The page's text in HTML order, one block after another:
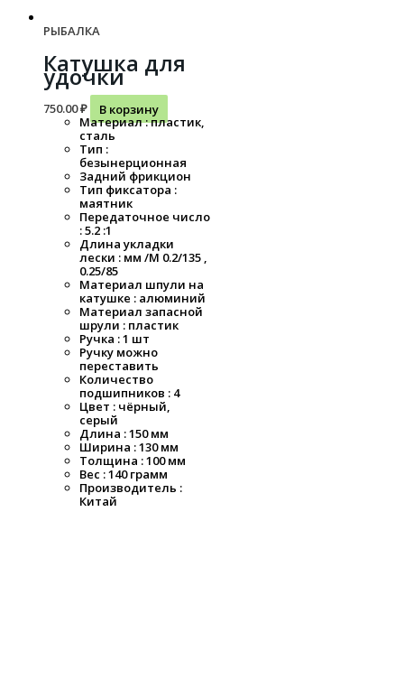
РЫБАЛКА
Катушка для
удочки
750.00₽
В корзину
Материал : пластик,
сталь
Тип :
безынерционная
Задний фрикцион
Тип фиксатора :
маятник
Передаточное число
: 5.2 :1
Длина укладки
лески : мм /M 0.2/135 ,
0.25/85
Материал шпули на
катушке : алюминий
Материал запасной
шрули : пластик
Ручка : 1 шт
Ручку можно
переставить
Количество
подшипников : 4
Цвет : чёрный,
серый
Длина : 150 мм
Ширина : 130 мм
Толщина : 100 мм
Вес : 140 грамм
Производитель :
Китай